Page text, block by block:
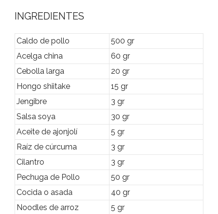
INGREDIENTES
Caldo de pollo
500 gr
Acelga china
60 gr
Cebolla larga
20 gr
Hongo shiitake
15 gr
Jengibre
3 gr
Salsa soya
30 gr
Aceite de ajonjolí
5 gr
Raíz de cúrcuma
3 gr
Cilantro
3 gr
Pechuga de Pollo
50 gr
Cocida o asada
40 gr
Noodles de arroz
5 gr